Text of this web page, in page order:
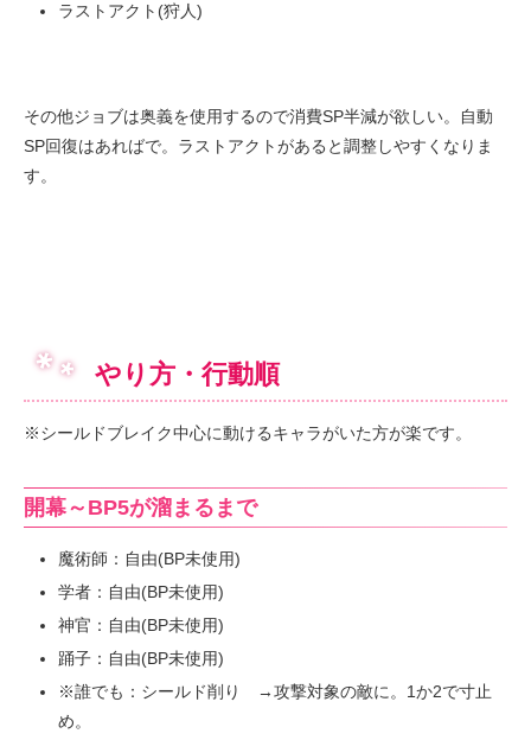
ラストアクト(狩人)
その他ジョブは奥義を使用するので消費SP半減が欲しい。自動
SP回復はあればで。ラストアクトがあると調整しやすくなりま
す。
やり方・行動順
※シールドブレイク中心に動けるキャラがいた方が楽です。
開幕～BP5が溜まるまで
魔術師：自由(BP未使用)
学者：自由(BP未使用)
神官：自由(BP未使用)
踊子：自由(BP未使用)
※誰でも：シールド削り →攻撃対象の敵に。1か2で寸止
め。